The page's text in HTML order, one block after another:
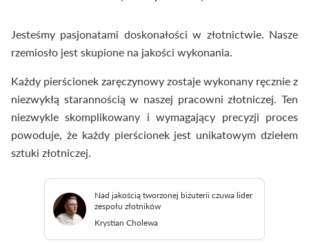
Jesteśmy pasjonatami doskonałości w złotnictwie. Nasze
rzemiosło jest skupione na jakości wykonania.
Każdy pierścionek zaręczynowy zostaje wykonany ręcznie z
niezwykłą starannością w naszej pracowni złotniczej. Ten
niezwykle skomplikowany i wymagający precyzji proces
powoduje, że każdy pierścionek jest unikatowym dziełem
sztuki złotniczej.
Nad jakością tworzonej biżuterii czuwa lider
zespołu złotników
Krystian Cholewa